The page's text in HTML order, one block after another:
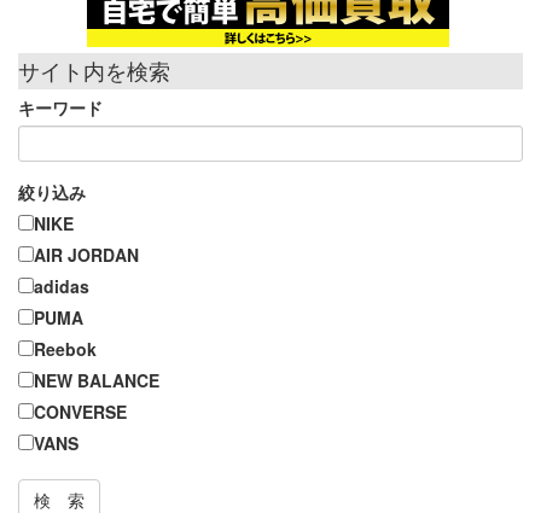
サイト内を検索
キーワード
絞り込み
NIKE
AIR JORDAN
adidas
PUMA
Reebok
NEW BALANCE
CONVERSE
VANS
検 索